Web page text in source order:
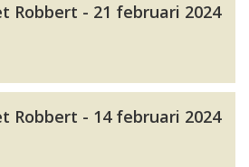
Robbert - 21 februari 2024
Robbert - 14 februari 2024